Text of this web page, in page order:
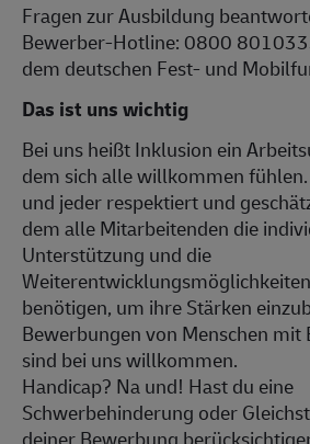
Fragen zur Ausbildung
Bewerber-Hotline: 0800
dem deutschen Fest- und
Das ist uns wichtig
Bei uns heißt Inklusion ein
dem sich alle willkommen
und jeder respektiert und
dem alle Mitarbeitenden die
Unterstützung und die
benötigen, um ihre Stärken
Bewerbungen von Menschen mit
sind bei uns willkommen.
Handicap? Na und! Hast du eine
Schwerbehinderung oder